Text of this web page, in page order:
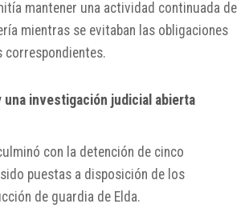
mantener una actividad continuada de
mientras se evitaban las obligaciones
correspondientes.
una investigación judicial abierta
con la detención de cinco
puestas a disposición de los
de guardia de Elda.